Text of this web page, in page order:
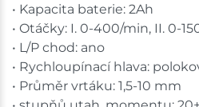
• Kapacita baterie: 2Ah
• Otáčky: I. 0-400/min, II. 0-
• L/P chod: ano
• Rychloupínací hlava:
• Průměr vrtáku: 1,5-10 mm